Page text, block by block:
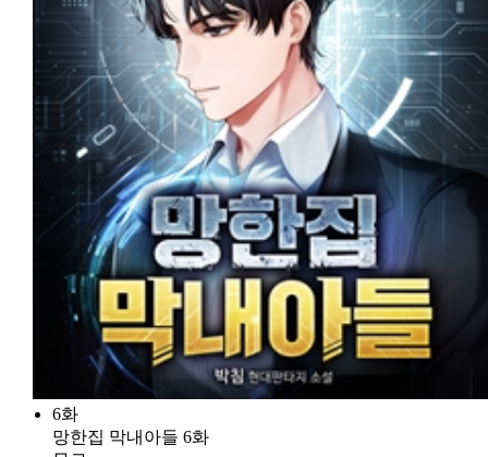
6화
망한집 막내아들 6화